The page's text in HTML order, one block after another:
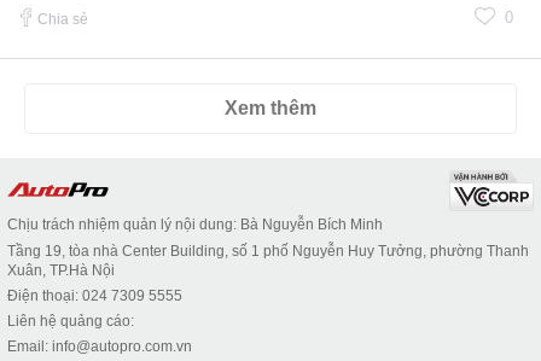
Chia sẻ 0
Xem thêm
Chịu trách nhiệm quản lý nội dung: Bà Nguyễn Bích Minh
Tầng 19, tòa nhà Center Building, số 1 phố Nguyễn Huy Tưởng, phường Thanh
Xuân, TP.Hà Nội
Điện thoại: 024 7309 5555
Liên hệ quảng cáo:
Email: info@autopro.com.vn